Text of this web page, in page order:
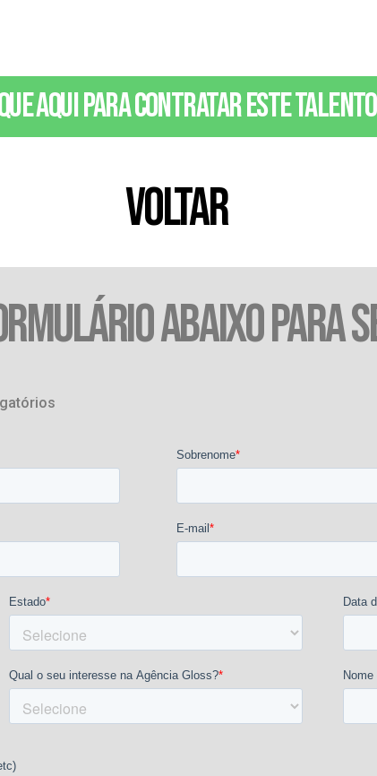
aqui para contratar este talento
VOLTAR
ABAIXO PARA